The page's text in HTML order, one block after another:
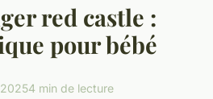
red castle :
pour bébé
4 min de lecture